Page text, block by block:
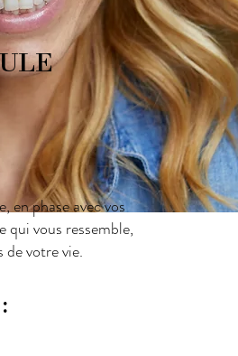
en phase avec vos
vous ressemble,
de votre vie.